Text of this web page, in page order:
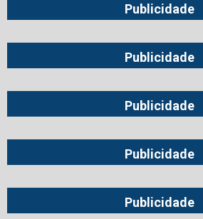
Publicidade
Publicidade
Publicidade
Publicidade
Publicidade